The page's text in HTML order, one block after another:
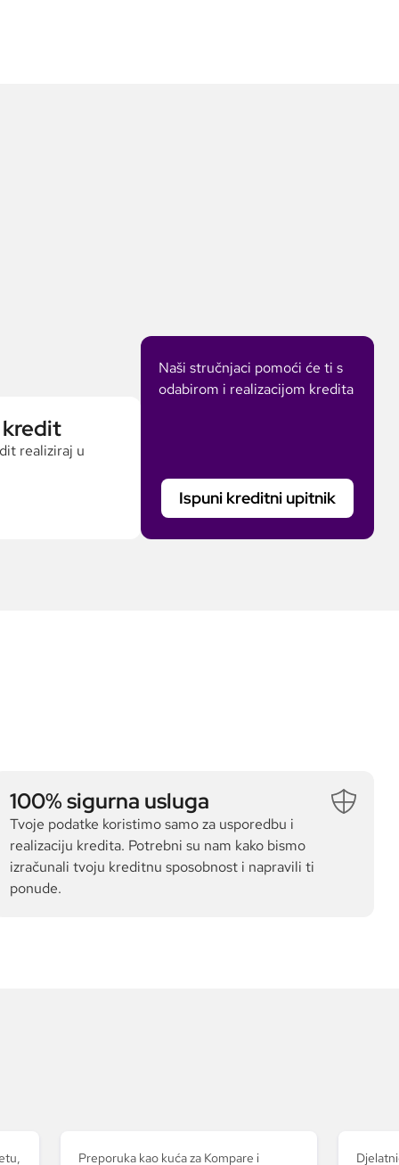
kredit
realiziraj u
Naši stručnjaci pomoći će ti s
odabirom i realizacijom kredita
Ispuni kreditni upitnik
100% sigurna usluga
Tvoje podatke koristimo samo za usporedbu i
realizaciju kredita. Potrebni su nam kako bismo
izračunali tvoju kreditnu sposobnost i napravili ti
ponude.
Preporuka kao kuća za Kompare i